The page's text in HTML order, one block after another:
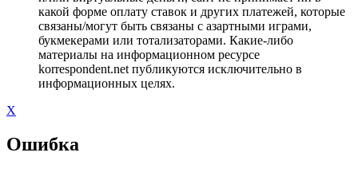
какой форме оплату ставок и других платежей, которые
связаны/могут быть связаны с азартными играми,
букмекерами или тотализаторами. Какие-либо
материалы на информационном ресурсе
korrespondent.net публикуются исключительно в
информационных целях.
X
Ошибка